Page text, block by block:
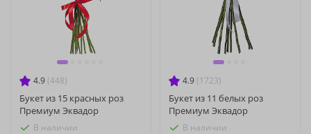
4.9 (448)
Букет из 15 красных роз
Премиум Эквадор
В наличии
4.9 (1723)
Букет из 11 белых роз
Премиум Эквадор
В наличии